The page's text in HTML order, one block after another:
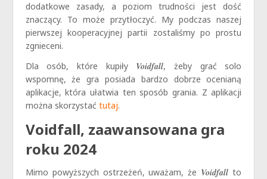
dodatkowe zasady, a poziom trudności jest dość
znaczący. To może przytłoczyć. My podczas naszej
pierwszej kooperacyjnej partii zostaliśmy po prostu
zgnieceni.
Dla osób, które kupiły Voidfall, żeby grać solo
wspomnę, że gra posiada bardzo dobrze ocenianą
aplikacje, która ułatwia ten sposób grania. Z aplikacji
można skorzystać tutaj.
Voidfall, zaawansowana gra
roku 2024
Mimo powyższych ostrzeżeń, uważam, że Voidfall to